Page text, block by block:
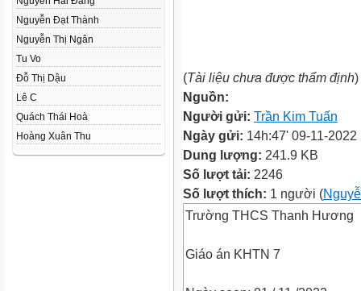
Nguyễn Đạt Thành
Nguyễn Thị Ngân
Tu Vo
Đỗ Thị Dậu
Lê C
Quách Thái Hoà
Hoàng Xuân Thu
(Tài liệu chưa được thẩm định)
Nguồn:
Người gửi: Trần Kim Tuấn
Ngày gửi: 14h:47' 09-11-2022
Dung lượng: 241.9 KB
Số lượt tải: 2246
Số lượt thích: 1 người (
Trường THCS Thanh Hương
Giáo án KHTN 7